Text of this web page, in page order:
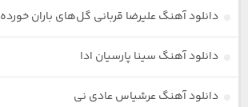
دانلود آهنگ علیرضا قربانی گل‌های باران خورده
دانلود آهنگ سینا پارسیان ادا
دانلود آهنگ عرشیاس عادی نی